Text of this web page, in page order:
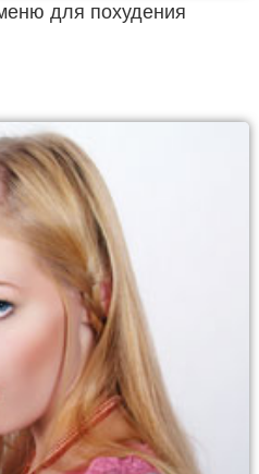
для похудения